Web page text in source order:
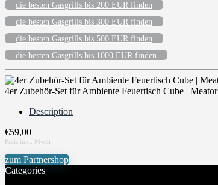
die besten Gasgrills bis 200 EUR finden
die besten Gasgrills bis 300 EUR finden
die besten Gasgrills bis 500 EUR finden
die besten Gasgrills bis 1000 EUR finden
4er Zubehör-Set für Ambiente Feuertisch Cube | Meator
Description
€59,00
zum Partnershop
Categories